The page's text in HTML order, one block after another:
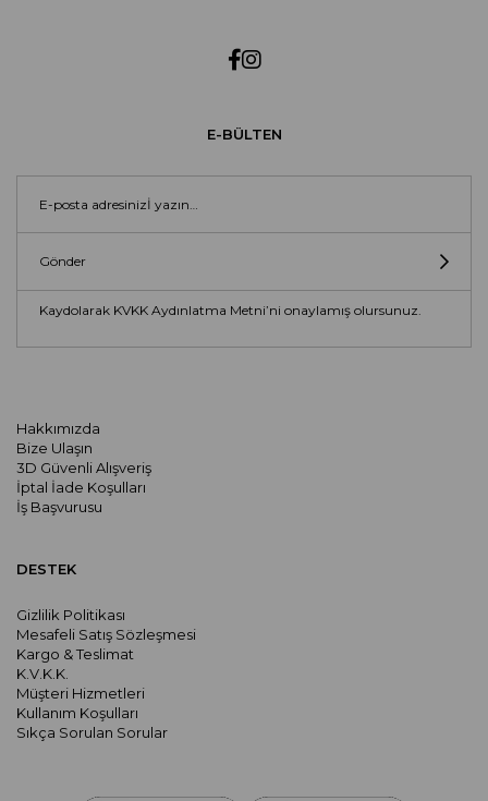
Hakkımızda
Bize Ulaşın
3D Güvenli Alışveriş
İptal İade Koşulları
İş Başvurusu
E-BÜLTEN
Gönder
Kaydolarak KVKK Aydınlatma Metni’ni onaylamış olursunuz.
DESTEK
Gizlilik Politikası
Mesafeli Satış Sözleşmesi
Kargo & Teslimat
K.V.K.K.
Müşteri Hizmetleri
Kullanım Koşulları
Sıkça Sorulan Sorular